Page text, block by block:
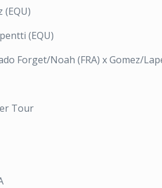
(EQU)
(EQU)
Forget/Noah (FRA) x Gomez/
Tour